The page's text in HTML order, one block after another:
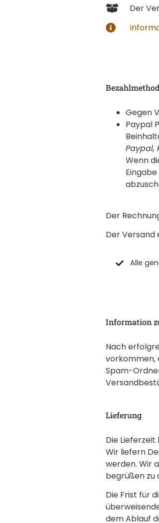
Der
Gegen
Paypal
Paypal,
Wenn
Der
Der Versand
Alle
Information
Nach
vorkommen,
Spam-
Lieferung
Die
Wir liefern
werden. Wir
begrüßen zu
Die Frist für
dem Ablauf